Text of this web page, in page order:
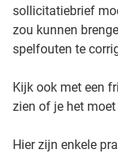
sollicitatiebrief
zou kunnen
spelfouten te
Kijk ook met een
zien of je het
Hier zijn enkele